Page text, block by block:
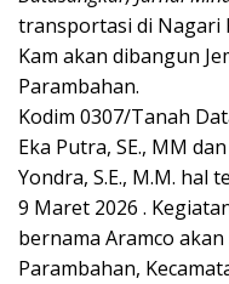
transportasi di Nagari
Kam akan dibangun
Parambahan.
Kodim 0307/Tanah
Eka Putra, SE., MM
Yondra, S.E., M.M. hal
9 Maret 2026 .
bernama Aramco
Parambahan,